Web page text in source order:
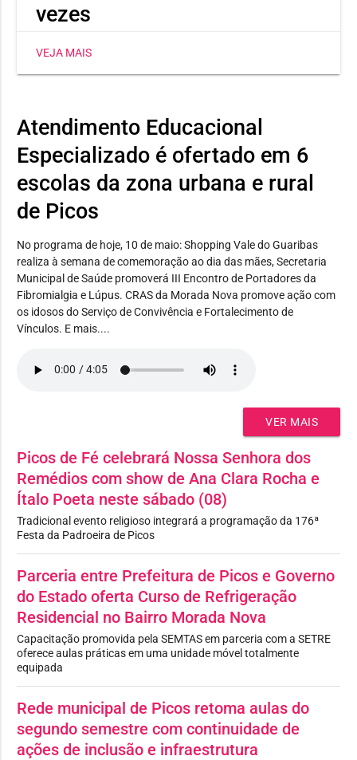
vezes
Heli Nunes, já conquistou três medalhas, sendo dois
ouros e uma prata. Já a estudante Maria Jhulya
de disco.
VEJA MAIS
Atendimento Educacional
Especializado é ofertado em 6
escolas da zona urbana e rural
de Picos
No programa de hoje, 10 de maio: Shopping Vale do Guaribas
realiza à semana de comemoração ao dia das mães, Secretaria
Municipal de Saúde promoverá III Encontro de Portadores da
Fibromialgia e Lúpus. CRAS da Morada Nova promove ação com
os idosos do Serviço de Convivência e Fortalecimento de
Vínculos. E mais....
VER MAIS
Picos de Fé celebrará Nossa Senhora dos
Remédios com show de Ana Clara Rocha e
Ítalo Poeta neste sábado (08)
Tradicional evento religioso integrará a programação da 176ª
Festa da Padroeira de Picos
Parceria entre Prefeitura de Picos e Governo
do Estado oferta Curso de Refrigeração
Residencial no Bairro Morada Nova
Capacitação promovida pela SEMTAS em parceria com a SETRE
oferece aulas práticas em uma unidade móvel totalmente
equipada
Rede municipal de Picos retoma aulas do
segundo semestre com continuidade de
ações de inclusão e infraestrutura